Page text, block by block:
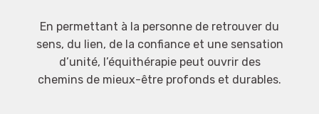
En permettant à la personne de retrouver du
sens, du lien, de la confiance et une sensation
d’unité, l’équithérapie peut ouvrir des
chemins de mieux-être profonds et durables.